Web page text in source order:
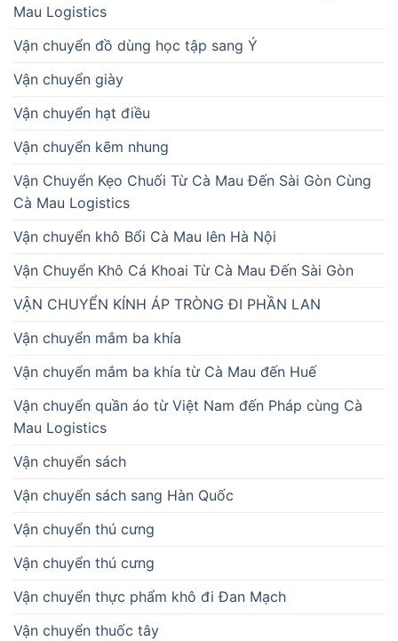
Mau Logistics
Vận chuyển đồ dùng học tập sang Ý
Vận chuyển giày
Vận chuyển hạt điều
Vận chuyển kẽm nhung
Vận Chuyển Kẹo Chuối Từ Cà Mau Đến Sài Gòn Cùng
Cà Mau Logistics
Vận chuyển khô Bổi Cà Mau lên Hà Nội
Vận Chuyển Khô Cá Khoai Từ Cà Mau Đến Sài Gòn
VẬN CHUYỂN KÍNH ÁP TRÒNG ĐI PHẦN LAN
Vận chuyển mắm ba khía
Vận chuyển mắm ba khía từ Cà Mau đến Huế
Vận chuyển quần áo từ Việt Nam đến Pháp cùng Cà
Mau Logistics
Vận chuyển sách
Vận chuyển sách sang Hàn Quốc
Vận chuyển thú cưng
Vận chuyển thú cưng
Vận chuyển thực phẩm khô đi Đan Mạch
Vận chuyển thuốc tây